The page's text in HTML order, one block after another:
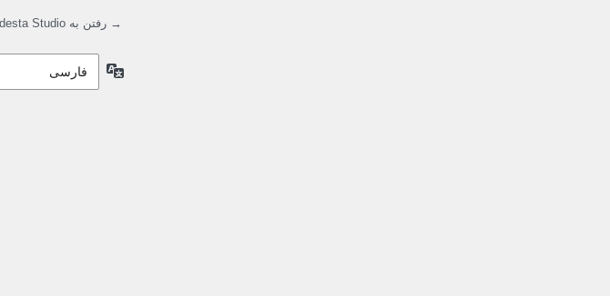
→ رفتن به Afdesta Studio
زبان